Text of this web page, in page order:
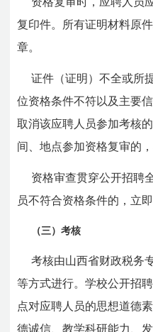
复印件。所有证明材料原
章。
证件（证明）不全或所
位资格条件不符以及主要
取消该应聘人员参加考核
间、地点参加资格复审的
资格审查贯穿公开招聘
员不符合资格条件的，立
（三）考核
考核由山西省财政税务
等方式进行。学校公开招
点对应聘人员的思想道德
德诚信、教学科研能力、